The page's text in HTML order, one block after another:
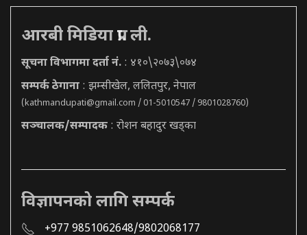
आरबी मिडिया प्रा. ली.
सूचना विभागमा दर्ता नं. : ४१०\२०७३\०७४
सम्पर्क ठेगाना : झम्सीखेल, ललितपुर, नेपाल
(kathmandupati@gmail.com / 01-5010547 / 9801028760)
सञ्चालक/सम्पादक : रोशन बहादुर खड्का
विज्ञापनको लागि सम्पर्क
+977 9851062648/9802068177